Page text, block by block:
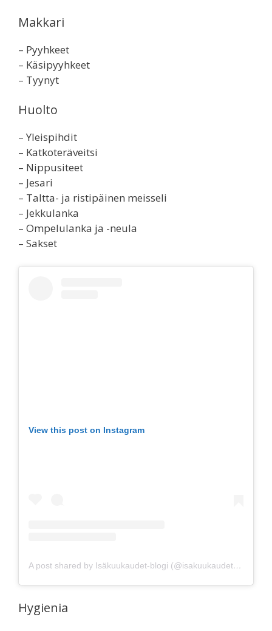
Makkari
– Pyyhkeet
– Käsipyyhkeet
– Tyynyt
Huolto
– Yleispihdit
– Katkoteräveitsi
– Nippusiteet
– Jesari
– Taltta- ja ristipäinen meisseli
– Jekkulanka
– Ompelulanka ja -neula
– Sakset
View this post on Instagram
A post shared by Isäkuukaudet-blogi (@isakuukaudet)on
Hygienia